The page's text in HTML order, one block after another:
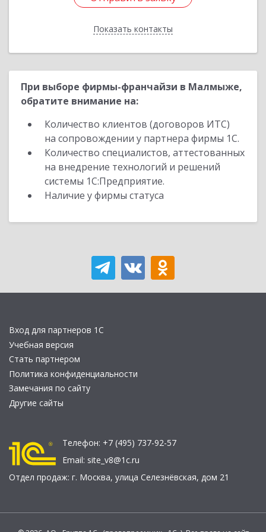
Показать контакты
Назад
При выборе фирмы-франчайзи в Малмыже,
обратите внимание на:
Количество клиентов (договоров ИТС)
на сопровождении у партнера фирмы 1С.
Количество специалистов, аттестованных
на внедрение технологий и решений
системы 1С:Предприятие.
Наличие у фирмы статуса
Вход для партнеров 1С
Учебная версия
Стать партнером
Политика конфиденциальности
Замечания по сайту
Другие сайты
Телефон: +7 (495) 737-92-57
Email: site_v8@1c.ru
Отдел продаж: г. Москва, улица Селезнёвская, дом 21